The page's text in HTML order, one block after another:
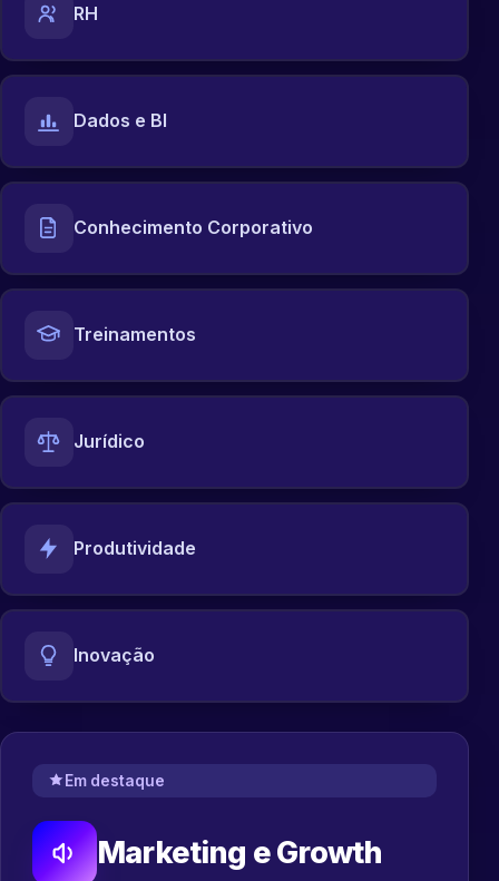
RH
Dados e BI
Conhecimento Corporativo
Treinamentos
Jurídico
Produtividade
Inovação
Em destaque
Marketing e Growth